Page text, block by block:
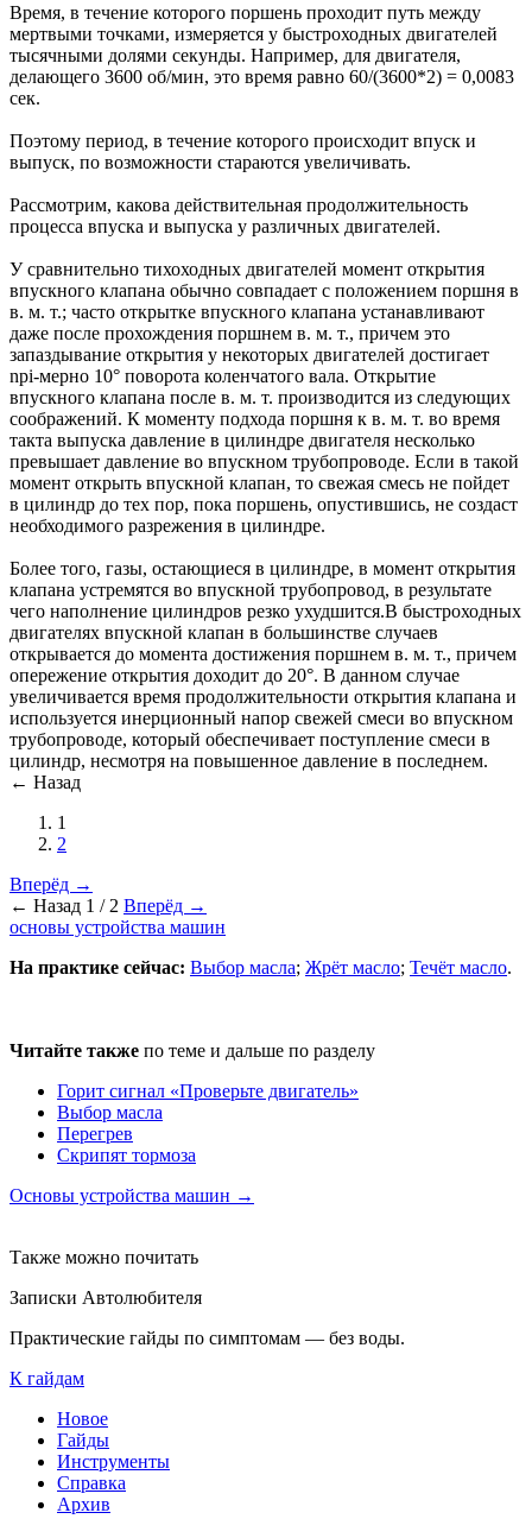
Время, в течение которого поршень проходит путь между
мертвыми точками, измеряется у быстроходных двигателей
тысячными долями секунды. Например, для двигателя,
делающего 3600 об/мин, это время равно 60/(3600*2) = 0,0083
сек.
Поэтому период, в течение которого происходит впуск и
выпуск, по возможности стараются увеличивать.
Рассмотрим, какова действительная продолжительность
процесса впуска и выпуска у различных двигателей.
У сравнительно тихоходных двигателей момент открытия
впускного клапана обычно совпадает с положением поршня в
в. м. т.; часто открытке впускного клапана устанавливают
даже после прохождения поршнем в. м. т., причем это
запаздывание открытия у некоторых двигателей достигает
npi-мерно 10° поворота коленчатого вала. Открытие
впускного клапана после в. м. т. производится из следующих
соображений. К моменту подхода поршня к в. м. т. во время
такта выпуска давление в цилиндре двигателя несколько
превышает давление во впускном трубопроводе. Если в такой
момент открыть впускной клапан, то свежая смесь не пойдет
в цилиндр до тех пор, пока поршень, опустившись, не создаст
необходимого разрежения в цилиндре.
Более того, газы, остающиеся в цилиндре, в момент открытия
клапана устремятся во впускной трубопровод, в результате
чего наполнение цилиндров резко ухудшится.В быстроходных
двигателях впускной клапан в большинстве случаев
открывается до момента достижения поршнем в. м. т., причем
опережение открытия доходит до 20°. В данном случае
увеличивается время продолжительности открытия клапана и
используется инерционный напор свежей смеси во впускном
трубопроводе, который обеспечивает поступление смеси в
цилиндр, несмотря на повышенное давление в последнем.
← Назад
1
2
Вперёд →
← Назад 1 / 2 Вперёд →
основы устройства машин
На практике сейчас: Выбор масла; Жрёт масло; Течёт масло.
Читайте также по теме и дальше по разделу
Горит сигнал «Проверьте двигатель»
Выбор масла
Перегрев
Скрипят тормоза
Основы устройства машин →
Также можно почитать
Записки Автолюбителя
Практические гайды по симптомам — без воды.
К гайдам
Новое
Гайды
Инструменты
Справка
Архив